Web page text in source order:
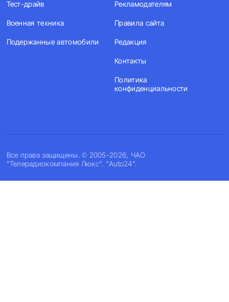
Все права защищены. © 2005-2026, ЧАО
"Телерадиокомпания Люкс". "Auto24".
Тест-драйв
Военная техника
Подержанные автомобили
Рекламодателям
Правила сайта
Редакция
Контакты
Политика
конфиденциальности